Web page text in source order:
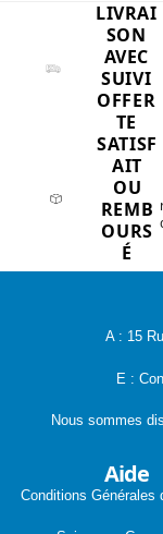
LIVRAI
SON
AVEC
SUIVI
OFFER
TE
SATISF
AIT
OU
REMB
OURS
É
A : 15
E :
Nous sommes
Aide
Conditions Générales